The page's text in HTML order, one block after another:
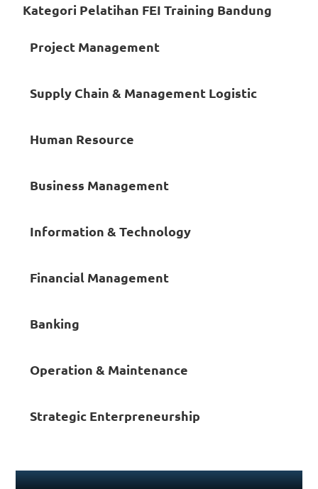
Kategori Pelatihan FEI Training Bandung
Project Management
Supply Chain & Management Logistic
Human Resource
Business Management
Information & Technology
Financial Management
Banking
Operation & Maintenance
Strategic Enterpreneurship